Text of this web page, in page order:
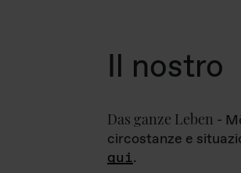
Il nostro
Das ganze Leben -
circostanze e
qui.